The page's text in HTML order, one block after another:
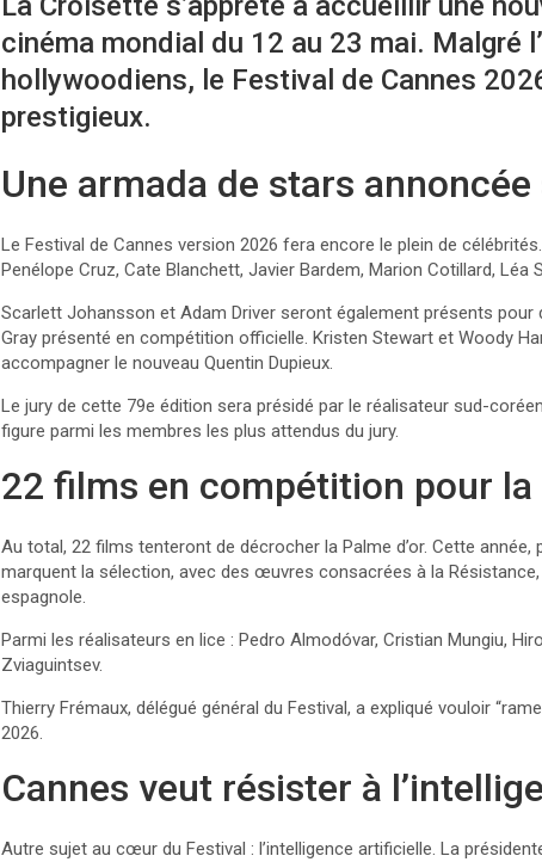
cinéma mondial du 12 au 23 mai. Malgré
hollywoodiens, le Festival de Cannes
prestigieux.
Une armada de stars
Le Festival de Cannes version 2026 fera encore le plein de
Penélope Cruz, Cate Blanchett, Javier Bardem, Marion Cotillard, Léa
Scarlett Johansson et Adam Driver seront également présents
Gray présenté en compétition officielle. Kristen Stewart et Woody
accompagner le nouveau Quentin Dupieux.
Le jury de cette 79e édition sera présidé par le réalisateur sud-
figure parmi les membres les plus attendus du jury.
22 films en compétition pour la
Au total, 22 films tenteront de décrocher la Palme d’or. Cette
marquent la sélection, avec des œuvres consacrées à la
espagnole.
Parmi les réalisateurs en lice : Pedro Almodóvar, Cristian Mungiu,
Zviaguintsev.
Thierry Frémaux, délégué général du Festival, a expliqué vouloir
2026.
Cannes veut résister à
Autre sujet au cœur du Festival : l’intelligence artificielle. La